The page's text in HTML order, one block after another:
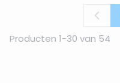
Producten 1-30 van 54